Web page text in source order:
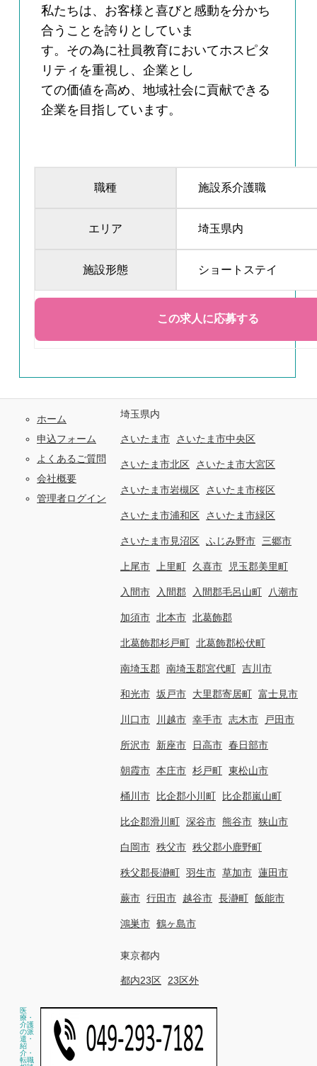
私たちは、お客様と喜びと感動を分かち
合うことを誇りとしていま
す。その為に社員教育においてホスピタ
リティを重視し、企業とし
ての価値を高め、地域社会に貢献できる
企業を目指しています。
職種 施設系介護職
エリア 埼玉県内
施設形態 ショートステイ
ホーム
申込フォーム
よくあるご質問
会社概要
管理者ログイン
埼玉県内
さいたま市 さいたま市中央区
さいたま市北区 さいたま市大宮区
さいたま市岩槻区 さいたま市桜区
さいたま市浦和区 さいたま市緑区
さいたま市見沼区 ふじみ野市 三郷市
上尾市 上里町 久喜市 児玉郡美里町
入間市 入間郡 入間郡毛呂山町 八潮市
加須市 北本市 北葛飾郡
北葛飾郡杉戸町 北葛飾郡松伏町
南埼玉郡 南埼玉郡宮代町 吉川市
和光市 坂戸市 大里郡寄居町 富士見市
川口市 川越市 幸手市 志木市 戸田市
所沢市 新座市 日高市 春日部市
朝霞市 本庄市 杉戸町 東松山市
桶川市 比企郡小川町 比企郡嵐山町
比企郡滑川町 深谷市 熊谷市 狭山市
白岡市 秩父市 秩父郡小鹿野町
秩父郡長瀞町 羽生市 草加市 蓮田市
蕨市 行田市 越谷市 長瀞町 飯能市
鴻巣市 鶴ヶ島市
東京都内
都内23区 23区外
医
療・
介護
の派
遣・
紹
介・
転職